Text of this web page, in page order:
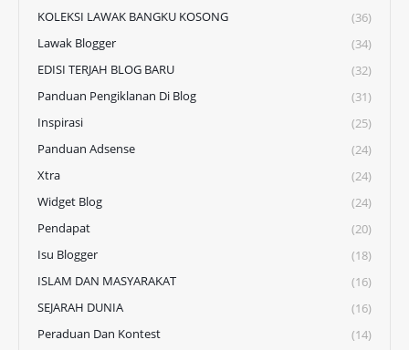
KOLEKSI LAWAK BANGKU KOSONG
(36)
Lawak Blogger
(34)
EDISI TERJAH BLOG BARU
(32)
Panduan Pengiklanan Di Blog
(31)
Inspirasi
(25)
Panduan Adsense
(24)
Xtra
(24)
Widget Blog
(24)
Pendapat
(20)
Isu Blogger
(18)
ISLAM DAN MASYARAKAT
(16)
SEJARAH DUNIA
(16)
Peraduan Dan Kontest
(14)